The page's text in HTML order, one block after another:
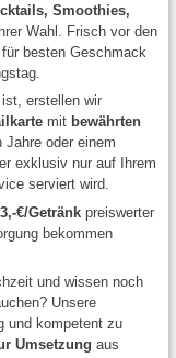
Smoothies,
Wahl. Frisch vor den
besten Geschmack
erstellen wir
mit bewährten
oder einem
exklusiv nur auf Ihrem
serviert wird.
3,-€/Getränkpreiswerter
bekommen
und wissen noch
Unsere
und kompetent zu
Umsetzung aus